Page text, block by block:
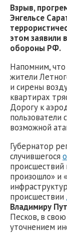
Взрыв,
Энгельсе
этом заявили
обороны РФ.
Напомним,
жители
и сирены
квартирах
Дорогу к
пользователи
возможной
Губернатор
случившегося
происшествий
произошло» и
происшествии
Владимиру
Песков, в
уточнением